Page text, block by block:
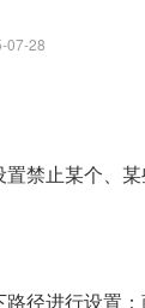
07-28
禁止某个、
路径进行设置